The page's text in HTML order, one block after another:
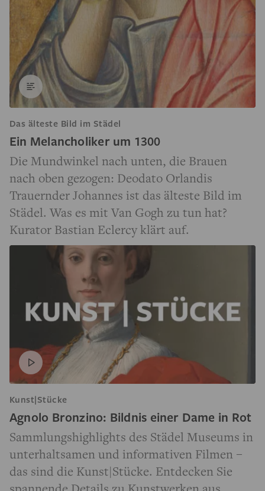
Das älteste Bild im Städel
Ein Melancholiker um 1300
Die Mundwinkel nach unten, die Brauen
nach oben gezogen: Deodato Orlandis
Trauernder Johannes ist das älteste Bild im
Städel. Was es mit Van Gogh zu tun hat?
Kurator Bastian Eclercy klärt auf.
Kunst|Stücke
Agnolo Bronzino: Bildnis einer Dame in Rot
Sammlungshighlights des Städel Museums in
unterhaltsamen und informativen Filmen –
das sind die Kunst|Stücke. Entdecken Sie